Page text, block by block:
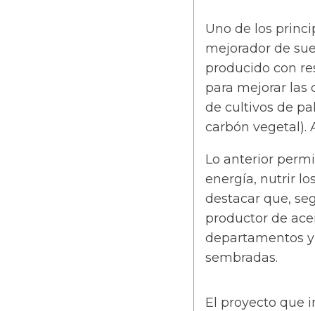
Uno de los
mejorador de
producido con
para mejorar las
de cultivos de
carbón vegetal).
Lo anterior
energía, nutrir
destacar que,
productor de
departamentos
sembradas.
El proyecto que